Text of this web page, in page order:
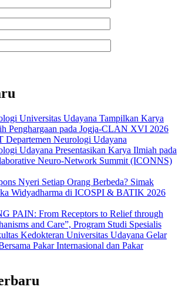
Universitas Udayana Tampilkan Karya
Penghargaan pada Jogja-CLAN XVI 2026
Departemen Neurologi Udayana
Udayana Presentasikan Karya Ilmiah pada
Neuro-Network Summit (ICONNS)
Nyeri Setiap Orang Berbeda? Simak
Widyadharma di ICOSPI & BATIK 2026
PAIN: From Receptors to Relief through
and Care”, Program Studi Spesialis
Kedokteran Universitas Udayana Gelar
Pakar Internasional dan Pakar